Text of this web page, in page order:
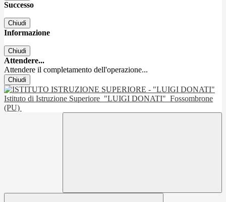
Successo
Chiudi
Informazione
Chiudi
Attendere...
Attendere il completamento dell'operazione...
Chiudi
Istituto di Istruzione Superiore "LUIGI DONATI" Fossombrone
(PU)